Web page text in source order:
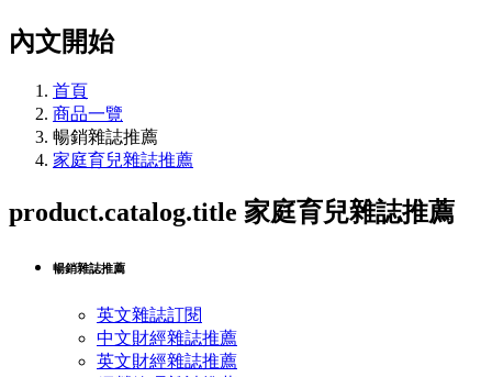
內文開始
首頁
商品一覽
暢銷雜誌推薦
家庭育兒雜誌推薦
product.catalog.title 家庭育兒雜誌推薦
暢銷雜誌推薦
英文雜誌訂閱
中文財經雜誌推薦
英文財經雜誌推薦